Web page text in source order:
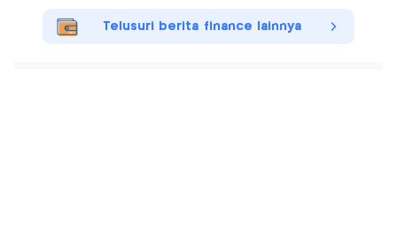
Telusuri berita finance lainnya